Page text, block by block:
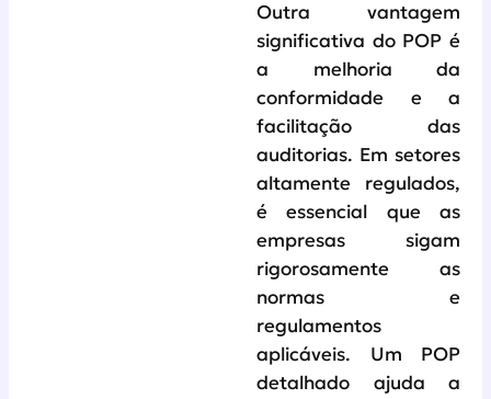
Outra vantagem
significativa do POP é
a melhoria da
conformidade e a
facilitação das
auditorias. Em setores
altamente regulados,
é essencial que as
empresas sigam
rigorosamente as
normas e
regulamentos
aplicáveis. Um POP
detalhado ajuda a